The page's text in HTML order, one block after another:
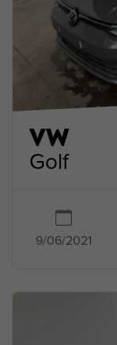
VW
Golf
9/06/2021